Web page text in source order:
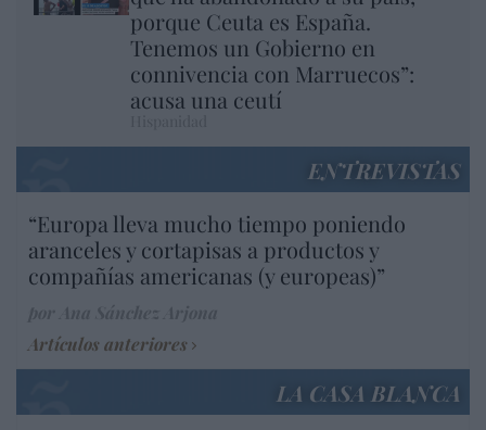
porque Ceuta es España.
Tenemos un Gobierno en
connivencia con Marruecos”:
acusa una ceutí
ENTREVISTAS
“Europa lleva mucho tiempo poniendo
aranceles y cortapisas a productos y
compañías americanas (y europeas)”
Artículos anteriores
LA CASA BLANCA